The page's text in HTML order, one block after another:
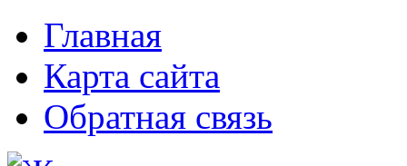
Главная
Карта сайта
Обратная связь